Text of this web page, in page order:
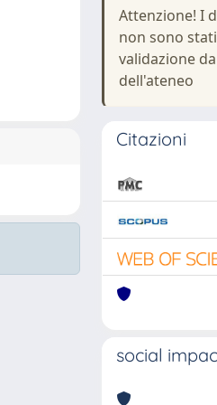
Attenzione! I
non sono
validazione
dell'ateneo
Citazioni
social